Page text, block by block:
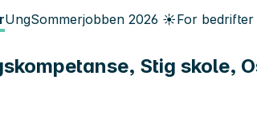
UngSommerjobben 2026 ☀️For bedrifter
Stig skole,